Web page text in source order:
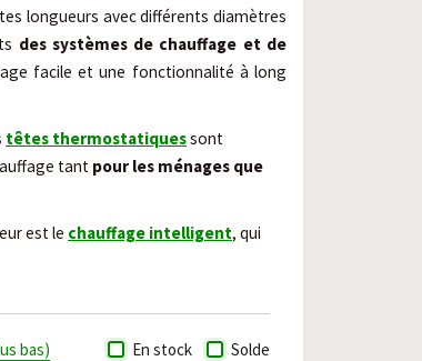
longueurs avec différents diamètres
des systèmes de chauffage et de
facile et une fonctionnalité à long
têtes thermostatiquessont
tant pour les ménages que
est le chauffage intelligent, qui
En stock Solde
bas)